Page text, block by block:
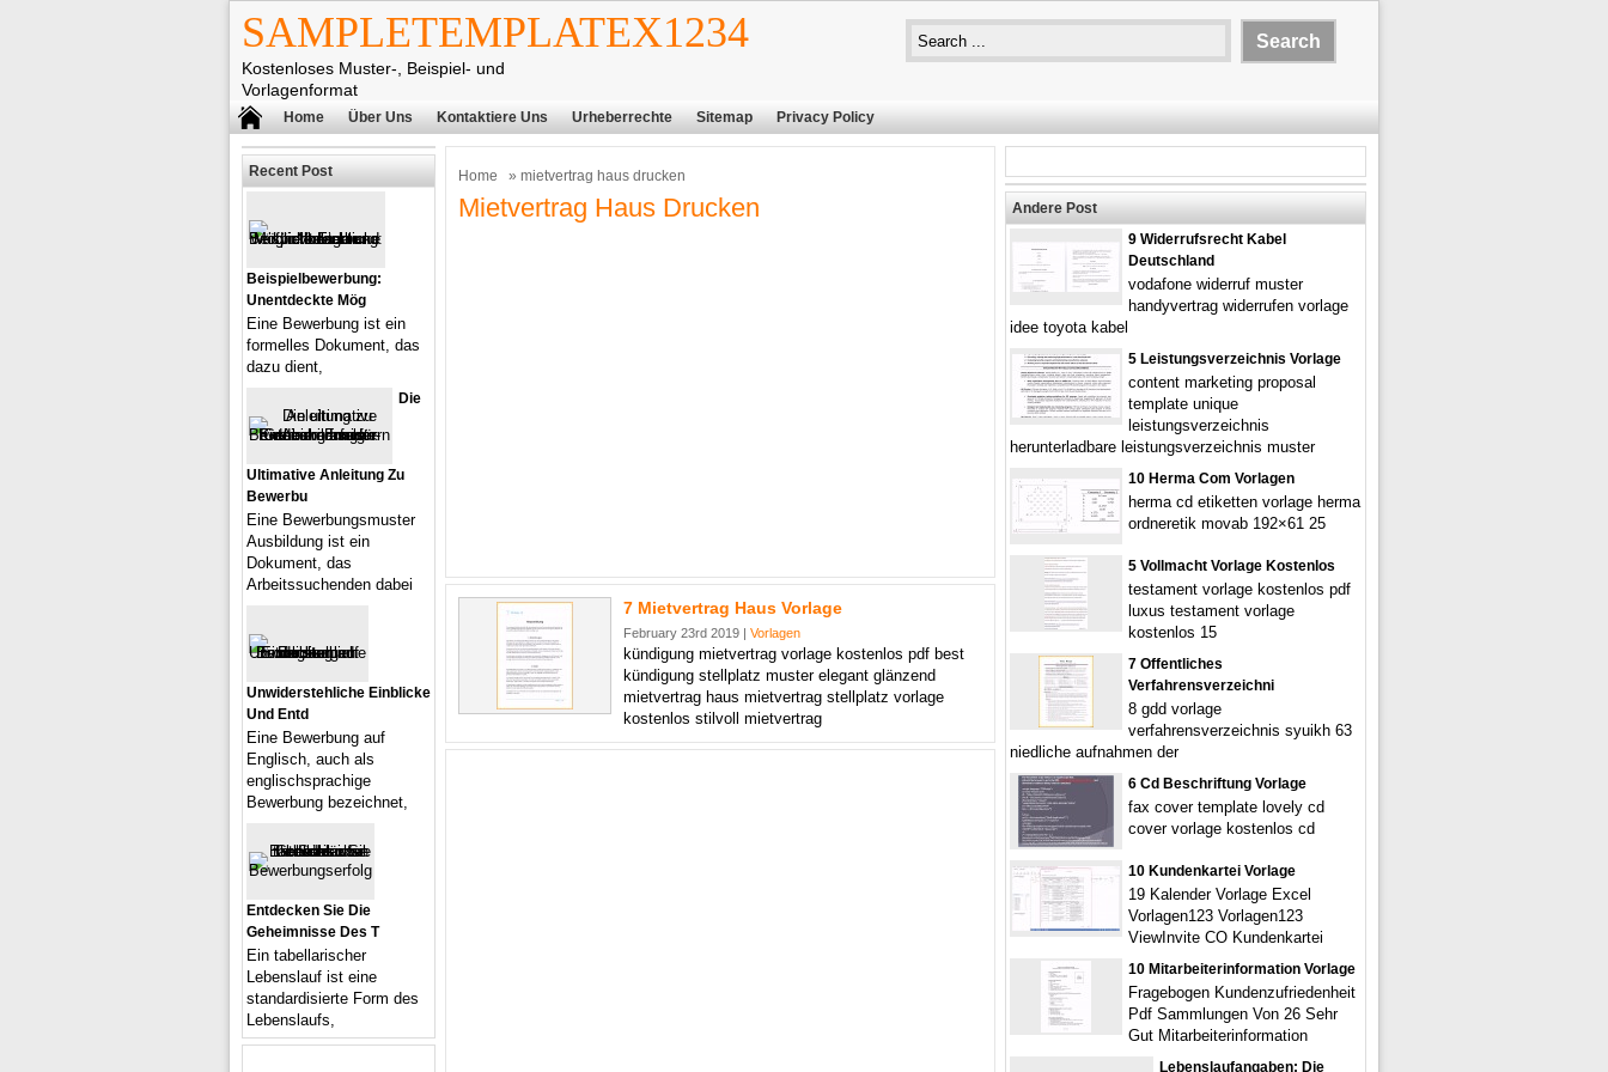
SAMPLETEMPLATEX1234
Kostenloses Muster-, Beispiel- und
Vorlagenformat
Home Über Uns Kontaktiere Uns Urheberrechte Sitemap Privacy Policy
Home » mietvertrag haus drucken
Mietvertrag Haus Drucken
7 Mietvertrag Haus Vorlage
February 23rd 2019 | Vorlagen
kündigung mietvertrag vorlage kostenlos pdf best
kündigung stellplatz muster elegant glänzend
mietvertrag haus mietvertrag stellplatz vorlage
kostenlos stilvoll mietvertrag
Recent Post
Beispielbewerbung:
Unentdeckte Mög
Eine Bewerbung ist ein
formelles Dokument, das
dazu dient,
Die
Ultimative Anleitung Zu
Bewerbu
Eine Bewerbungsmuster
Ausbildung ist ein
Dokument, das
Arbeitssuchenden dabei
Unwiderstehliche Einblicke
Und Entd
Eine Bewerbung auf
Englisch, auch als
englischsprachige
Bewerbung bezeichnet,
Entdecken Sie Die
Geheimnisse Des T
Ein tabellarischer
Lebenslauf ist eine
standardisierte Form des
Lebenslaufs,
Andere Post
9 Widerrufsrecht Kabel
Deutschland
vodafone widerruf muster
handyvertrag widerrufen vorlage
idee toyota kabel
5 Leistungsverzeichnis Vorlage
content marketing proposal
template unique
leistungsverzeichnis
herunterladbare leistungsverzeichnis muster
10 Herma Com Vorlagen
herma cd etiketten vorlage herma
ordneretik movab 192×61 25
5 Vollmacht Vorlage Kostenlos
testament vorlage kostenlos pdf
luxus testament vorlage
kostenlos 15
7 Offentliches
Verfahrensverzeichni
8 gdd vorlage
verfahrensverzeichnis syuikh 63
niedliche aufnahmen der
6 Cd Beschriftung Vorlage
fax cover template lovely cd
cover vorlage kostenlos cd
10 Kundenkartei Vorlage
19 Kalender Vorlage Excel
Vorlagen123 Vorlagen123
ViewInvite CO Kundenkartei
10 Mitarbeiterinformation Vorlage
Fragebogen Kundenzufriedenheit
Pdf Sammlungen Von 26 Sehr
Gut Mitarbeiterinformation
Lebenslaufangaben: Die